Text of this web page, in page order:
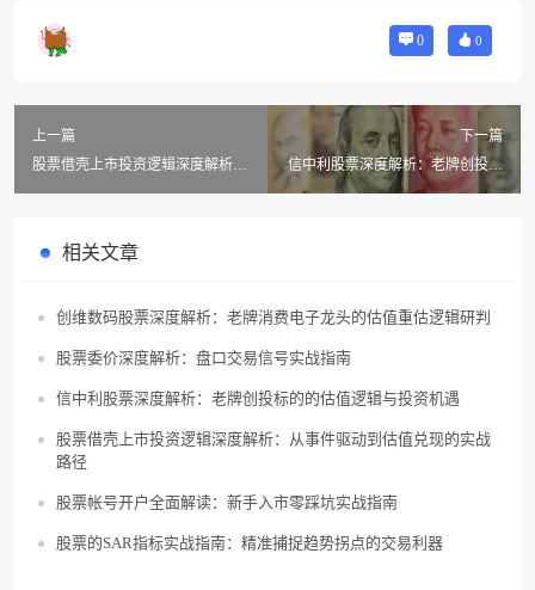
0 0
上一篇
股票借壳上市投资逻辑深度解析：
下一篇
信中利股票深度解析：老牌创投标
的的估值逻辑与投资机遇
相关文章
创维数码股票深度解析：老牌消费电子龙头的估值重估逻辑研判
股票委价深度解析：盘口交易信号实战指南
信中利股票深度解析：老牌创投标的的估值逻辑与投资机遇
股票借壳上市投资逻辑深度解析：从事件驱动到估值兑现的实战
路径
股票帐号开户全面解读：新手入市零踩坑实战指南
股票的SAR指标实战指南：精准捕捉趋势拐点的交易利器